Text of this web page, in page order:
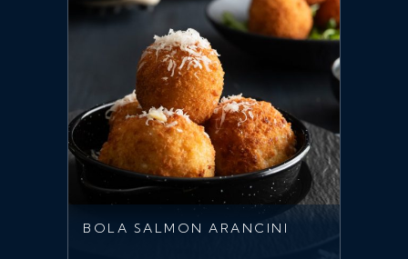
BOLA SALMON ARANCINI